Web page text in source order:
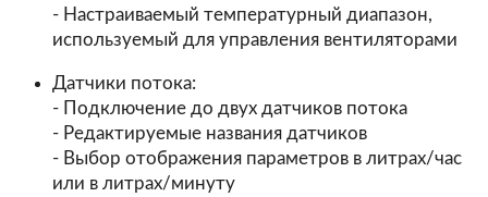
- Настраиваемый температурный диапазон,
используемый для управления вентиляторами
Датчики потока:
- Подключение до двух датчиков потока
- Редактируемые названия датчиков
- Выбор отображения параметров в литрах/час
или в литрах/минуту